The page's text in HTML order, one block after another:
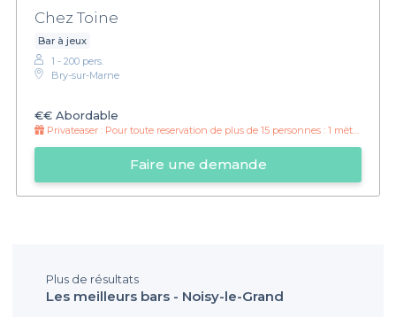
Chez Toine
Bar à jeux
1 - 200 pers.
Bry-sur-Marne
€€ Abordable
Privateaser : Pour toute reservation de plus de 15 personnes : 1 mètre de shots offert !
Faire une demande
Plus de résultats
Les meilleurs bars - Noisy-le-Grand